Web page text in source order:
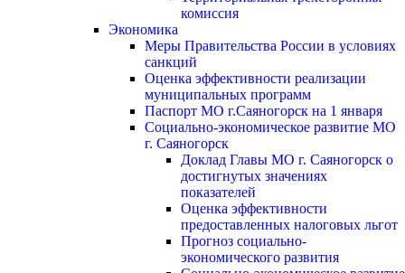
комиссия
Экономика
Меры Правительства России в условиях
санкций
Оценка эффективности реализации
муниципальных программ
Паспорт МО г.Саяногорск на 1 января
Социально-экономическое развитие МО
г. Саяногорск
Доклад Главы МО г. Саяногорск о
достигнутых значениях
показателей
Оценка эффективности
предоставленных налоговых льгот
Прогноз социально-
экономического развития